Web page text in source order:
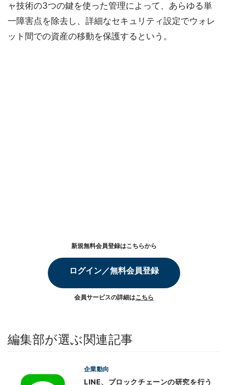
ャ技術の3つの鍵を使った管理によって、あらゆる単
一障害点を除去し、詳細なセキュリティ設定でウォレ
ット間での資産の移動を保護するという。
新規無料会員登録はこちらから
ログイン／無料会員登録
会員サービスの詳細はこちら
編集部が選ぶ関連記事
企業動向
LINE、ブロックチェーンの研究を行う